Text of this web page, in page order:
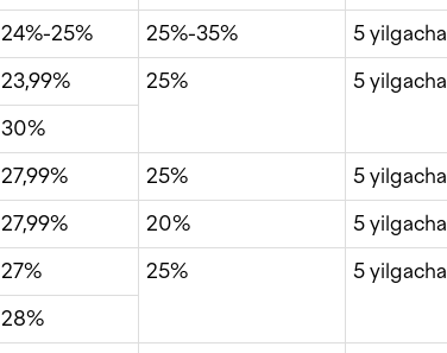
24%-25% 25%-35%
5 yilgacha
23,99% 25%
5 yilgacha
30%
27,99% 25%
5 yilgacha
27,99% 20%
5 yilgacha
27% 25%
5 yilgacha
28%